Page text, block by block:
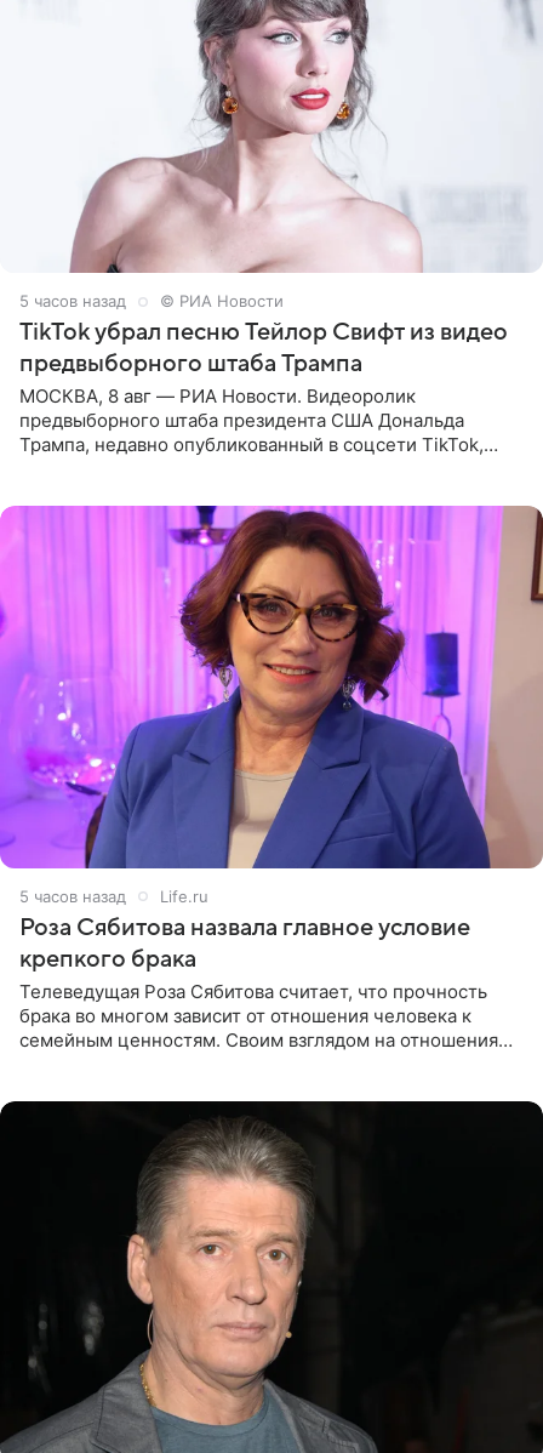
5 часов назад © РИА Новости
TikTok убрал песню Тейлор Свифт из видео
предвыборного штаба Трампа
МОСКВА, 8 авг — РИА Новости. Видеоролик
предвыборного штаба президента США Дональда
Трампа, недавно опубликованный в соцсети TikTok,
5 часов назад Life.ru
Роза Сябитова назвала главное условие
крепкого брака
Телеведущая Роза Сябитова считает, что прочность
брака во многом зависит от отношения человека к
семейным ценностям. Своим взглядом на отношения